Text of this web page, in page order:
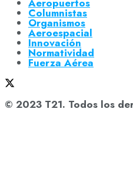
Aeropuertos
Columnistas
Organismos
Aeroespacial
Innovación
Normatividad
Fuerza Aérea
© 2023 T21. Todos los